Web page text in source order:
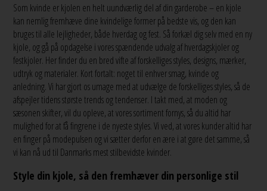
Som kvinde er kjolen en helt uundværlig del af din garderobe – en kjole
kan nemlig fremhæve dine kvindelige former på bedste vis, og den kan
bruges til alle lejligheder, både hverdag og fest. Så forkæl dig selv med en ny
kjole, og gå på opdagelse i vores spændende udvalg af hverdagskjoler og
festkjoler. Her finder du en bred vifte af forskelliges styles, designs, mærker,
udtryk og materialer. Kort fortalt: noget til enhver smag, kvinde og
anledning. Vi har gjort os umage med at udvælge de forskelliges styles, så de
afspejler tidens største trends og tendenser. I takt med, at moden og
sæsonen skifter, vil du opleve, at vores sortiment fornys, så du altid har
mulighed for at få fingrene i de nyeste styles. Vi ved, at vores kunder altid har
en finger på modepulsen og vi sætter derfor en ære i at gøre det samme, så
vi kan nå ud til Danmarks mest stilbevidste kvinder.
Style din kjole, så den fremhæver din personlige stil